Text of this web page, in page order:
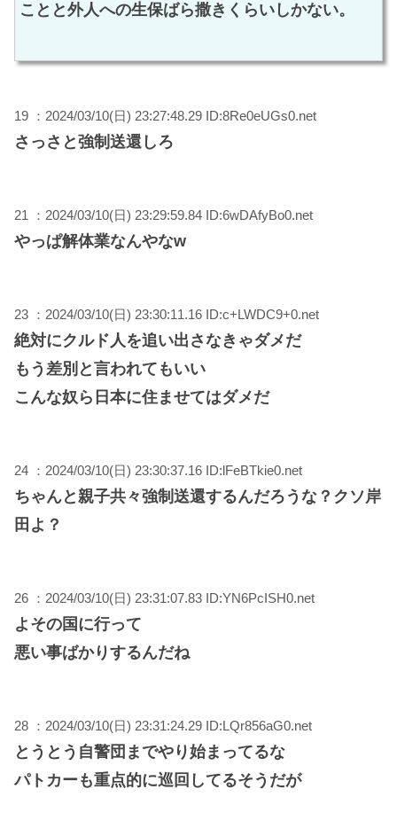
ことと外人への生保ばら撒きくらいしかない。
19 ：2024/03/10(日) 23:27:48.29 ID:8Re0eUGs0.net
さっさと強制送還しろ
21 ：2024/03/10(日) 23:29:59.84 ID:6wDAfyBo0.net
やっぱ解体業なんやなw
23 ：2024/03/10(日) 23:30:11.16 ID:c+LWDC9+0.net
絶対にクルド人を追い出さなきゃダメだ
もう差別と言われてもいい
こんな奴ら日本に住ませてはダメだ
24 ：2024/03/10(日) 23:30:37.16 ID:lFeBTkie0.net
ちゃんと親子共々強制送還するんだろうな？クソ岸
田よ？
26 ：2024/03/10(日) 23:31:07.83 ID:YN6PcISH0.net
よその国に行って
悪い事ばかりするんだね
28 ：2024/03/10(日) 23:31:24.29 ID:LQr856aG0.net
とうとう自警団までやり始まってるな
パトカーも重点的に巡回してるそうだが